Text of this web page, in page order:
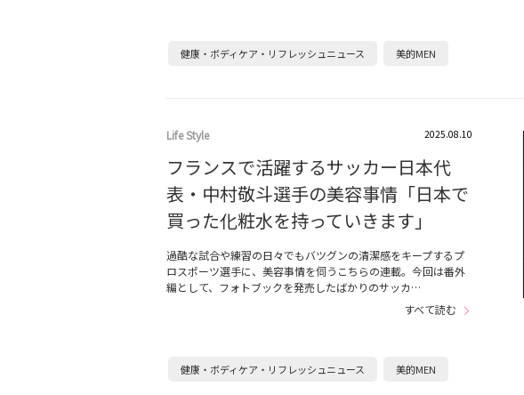
健康・ボディケア・リフレッシュニュース 美的MEN
Life Style 2025.08.10
フランスで活躍するサッカー日本代
表・中村敬斗選手の美容事情「日本で
買った化粧水を持っていきます」
過酷な試合や練習の日々でもバツグンの清潔感をキープするプ
ロスポーツ選手に、美容事情を伺うこちらの連載。今回は番外
編として、フォトブックを発売したばかりのサッカ…
すべて読む
健康・ボディケア・リフレッシュニュース 美的MEN